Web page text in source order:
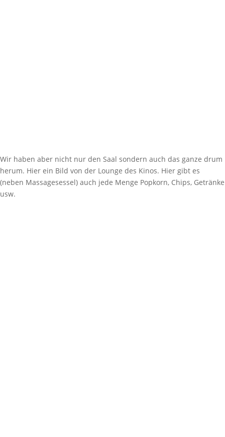
Wir haben aber nicht nur den Saal sondern auch das ganze drum
herum. Hier ein Bild von der Lounge des Kinos. Hier gibt es
(neben Massagesessel) auch jede Menge Popkorn, Chips, Getränke
usw.